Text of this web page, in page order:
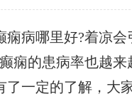
病哪里好?着凉会
痫的患病率也越
了一定的了解，大